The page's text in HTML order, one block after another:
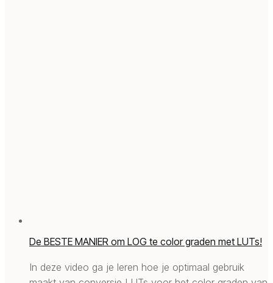
De BESTE MANIER om LOG te color graden met LUTs!
In deze video ga je leren hoe je optimaal gebruik